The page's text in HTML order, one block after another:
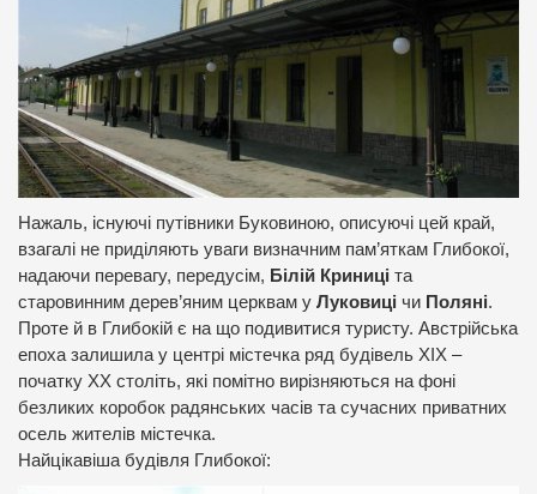
Нажаль, існуючі путівники Буковиною, описуючі цей край,
взагалі не приділяють уваги визначним пам’яткам Глибокої,
надаючи перевагу, передусім, Білій Криниці та
старовинним дерев’яним церквам у Луковиці чи Поляні.
Проте й в Глибокій є на що подивитися туристу. Австрійська
епоха залишила у центрі містечка ряд будівель ХІХ –
початку ХХ століть, які помітно вирізняються на фоні
безликих коробок радянських часів та сучасних приватних
осель жителів містечка.
Найцікавіша будівля Глибокої: